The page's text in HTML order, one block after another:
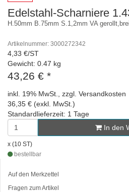
Edelstahl-Scharniere
H.50mm B.75mm S.1,2mm VA
Artikelnummer: 3000272342
4,33 €/ST
Gewicht: 0.47 kg
43,26 € *
inkl. 19% MwSt., zzgl. Versandkosten
36,35 € (exkl. MwSt.)
Standardlieferzeit: 1 Tage
In den
x (10 ST)
bestellbar
Auf den Merkzettel
Fragen zum Artikel